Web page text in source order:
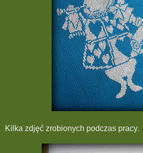
Kilka zdjęć zrobionych podczas pracy.